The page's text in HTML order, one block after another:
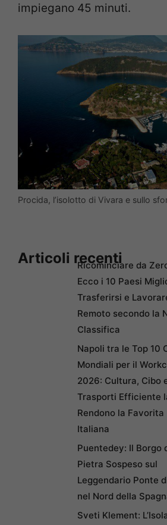
impiegano 45 minuti.
Procida, l’isolotto di Vivara e sullo
Articoli recenti
Ricominciare da
Ecco i 10 Paesi
Trasferirsi e
Remoto secondo la
Classifica
Napoli tra le Top 10
Mondiali per il
2026: Cultura, Cibo
Trasporti Efficiente
Rendono la Favorita
Italiana
Puentedey: Il Borgo
Pietra Sospeso sul
Leggendario Ponte
nel Nord della
Sveti Klement: